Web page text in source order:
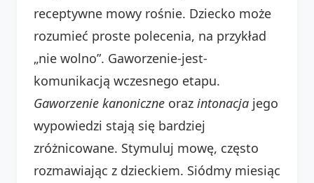
receptywne mowy rośnie. Dziecko może
rozumieć proste polecenia, na przykład
„nie wolno”. Gaworzenie-jest-
komunikacją wczesnego etapu.
Gaworzenie kanoniczne oraz intonacja jego
wypowiedzi stają się bardziej
zróżnicowane. Stymuluj mowę, często
rozmawiając z dzieckiem. Siódmy miesiąc